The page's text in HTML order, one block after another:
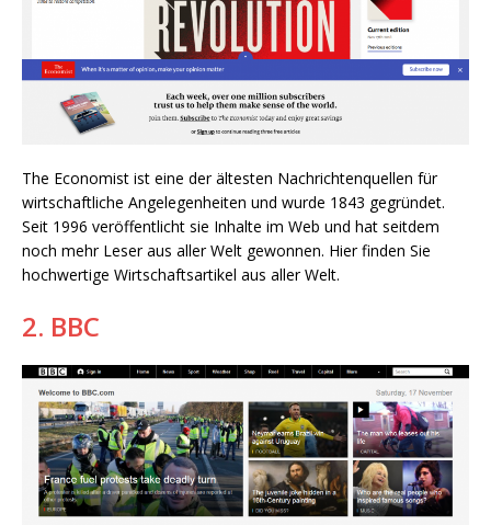
The Economist ist eine der ältesten Nachrichtenquellen für
wirtschaftliche Angelegenheiten und wurde 1843 gegründet.
Seit 1996 veröffentlicht sie Inhalte im Web und hat seitdem
noch mehr Leser aus aller Welt gewonnen. Hier finden Sie
hochwertige Wirtschaftsartikel aus aller Welt.
2. BBC